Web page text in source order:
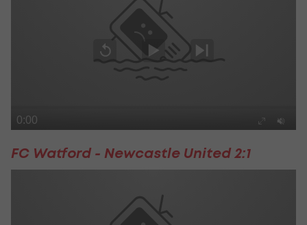
FC Watford - Newcastle United 2:1